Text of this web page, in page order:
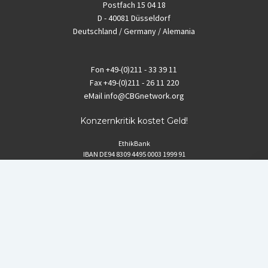
Postfach 15 04 18
D - 40081 Düsseldorf
Deutschland / Germany / Alemania
Fon +49-(0)211 - 33 39 11
Fax+49-(0)211 - 26 11 220
eMailinfo@CBGnetwork.org
Konzernkritik kostet Geld!
EthikBank
IBAN DE94 8309 4495 0003 1999 91